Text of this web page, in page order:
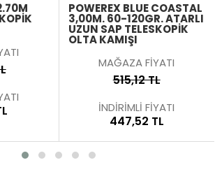
POWEREX BLUE COASTAL
3,00M. 60-120GR. ATARLI
UZUN SAP TELESKOPIK
OLTA KAMIŞI
MAĞAZA FİYATI
515,12 TL
İNDİRİMLİ FİYATI
447,52 TL